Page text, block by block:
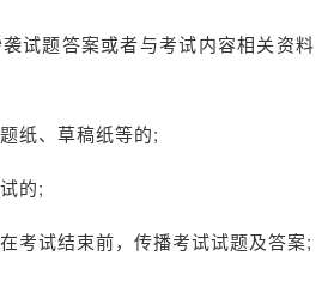
试题答案或者与考试内容相关资料
纸、草稿纸等的;
的;
考试结束前，传播考试试题及答案;